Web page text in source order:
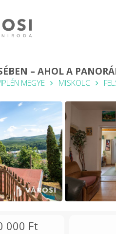
– AHOL A
MEGYE MISKOLC
000 Ft